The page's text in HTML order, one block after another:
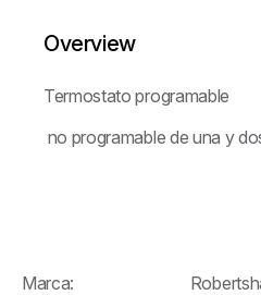
Overview
Termostato programable
no programable de una y
Marca: